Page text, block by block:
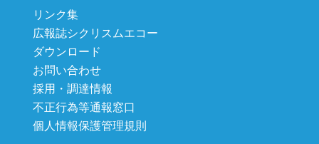
リンク集
広報誌シクリスムエコー
ダウンロード
お問い合わせ
採用・調達情報
不正行為等通報窓口
個人情報保護管理規則